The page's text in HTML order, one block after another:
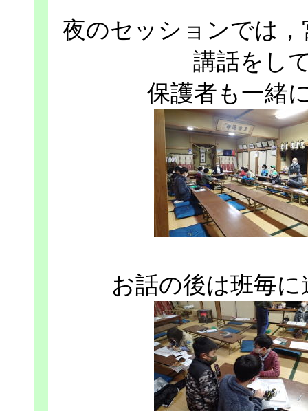
夜のセッションでは
講話をし
保護者も一緒
お話の後は班毎